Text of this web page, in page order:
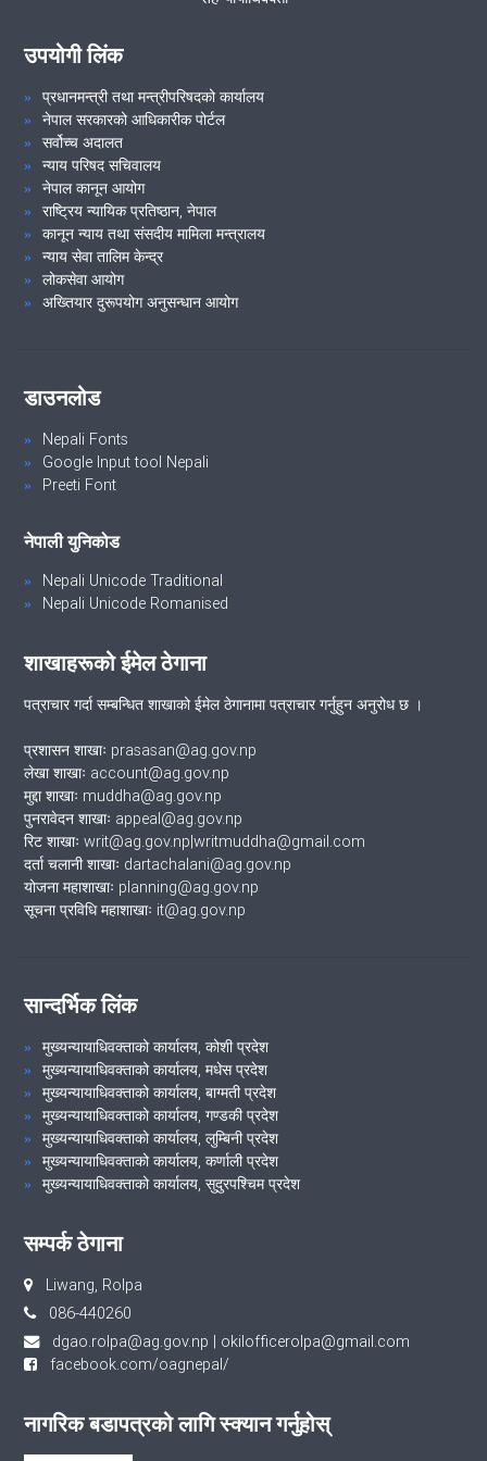
उपयोगी लिंक
प्रधानमन्त्री तथा मन्त्रीपरिषदको कार्यालय
नेपाल सरकारको आधिकारीक पोर्टल
सर्वोच्च अदालत
न्याय परिषद सचिवालय
नेपाल कानून आयोग
राष्ट्रिय न्यायिक प्रतिष्ठान, नेपाल
कानून न्याय तथा संसदीय मामिला मन्त्रालय
न्याय सेवा तालिम केन्द्र
लोकसेवा आयोग
अख्तियार दुरूपयोग अनुसन्धान आयोग
डाउनलोड
Nepali Fonts
Google Input tool Nepali
Preeti Font
नेपाली युनिकोड
Nepali Unicode Traditional
Nepali Unicode Romanised
शाखाहरूको ईमेल ठेगाना
पत्राचार गर्दा सम्बन्धित शाखाको ईमेल ठेगानामा पत्राचार गर्नुहुन अनुरोध छ ।
प्रशासन शाखाः prasasan@ag.gov.np
लेखा शाखाः account@ag.gov.np
मुद्दा शाखाः muddha@ag.gov.np
पुनरावेदन शाखाः appeal@ag.gov.np
रिट शाखाः writ@ag.gov.np|writmuddha@gmail.com
दर्ता चलानी शाखाः dartachalani@ag.gov.np
योजना महाशाखाः planning@ag.gov.np
सूचना प्रविधि महाशाखाः it@ag.gov.np
सान्दर्भिक लिंक
मुख्यन्यायाधिवक्ताको कार्यालय, कोशी प्रदेश
मुख्यन्यायाधिवक्ताको कार्यालय, मधेस प्रदेश
मुख्यन्यायाधिवक्ताको कार्यालय, बाग्मती प्रदेश
मुख्यन्यायाधिवक्ताको कार्यालय, गण्डकी प्रदेश
मुख्यन्यायाधिवक्ताको कार्यालय, लुम्बिनी प्रदेश
मुख्यन्यायाधिवक्ताको कार्यालय, कर्णाली प्रदेश
मुख्यन्यायाधिवक्ताको कार्यालय, सुदुरपश्चिम प्रदेश
सम्पर्क ठेगाना
Liwang, Rolpa
086-440260
dgao.rolpa@ag.gov.np | okilofficerolpa@gmail.com
facebook.com/oagnepal/
नागरिक बडापत्रको लागि स्क्यान गर्नुहोस्